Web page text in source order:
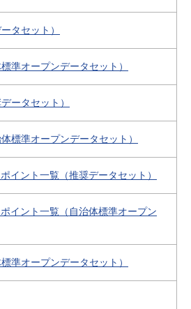
タセット）
準オープンデータセット）
ータセット）
標準オープンデータセット）
イント一覧（推奨データセット）
イント一覧（自治体標準オープン
準オープンデータセット）